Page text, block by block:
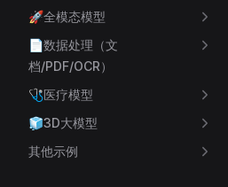
🚀全模态模型
📄数据处理（文
档/PDF/OCR）
🩺医疗模型
🧊3D大模型
其他示例